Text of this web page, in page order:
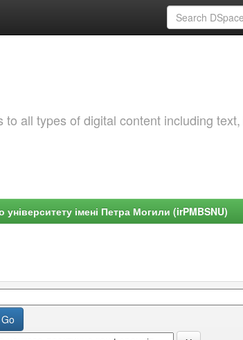
all types of digital content including
імені Петра Могили (irPMBSNU)